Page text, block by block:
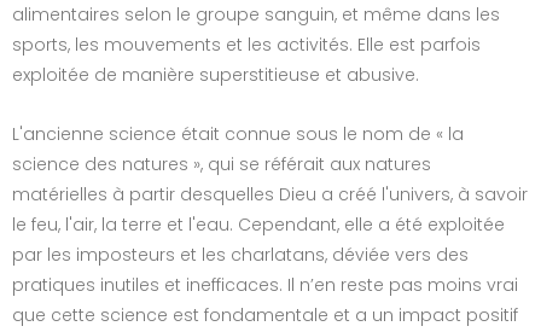
alimentaires selon le groupe sanguin, et même dans les
sports, les mouvements et les activités. Elle est parfois
exploitée de manière superstitieuse et abusive.
L'ancienne science était connue sous le nom de « la
science des natures », qui se référait aux natures
matérielles à partir desquelles Dieu a créé l'univers, à savoir
le feu, l'air, la terre et l'eau. Cependant, elle a été exploitée
par les imposteurs et les charlatans, déviée vers des
pratiques inutiles et inefficaces. Il n’en reste pas moins vrai
que cette science est fondamentale et a un impact positif